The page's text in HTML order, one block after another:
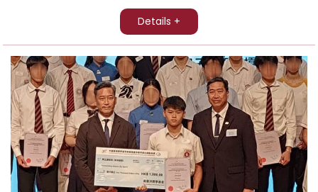
Details +